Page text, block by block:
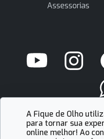
Assessorias
A Fique de Olho
para tornar sua
online melhor! Ao